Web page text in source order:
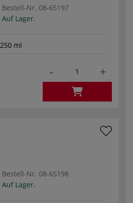
Bestell-Nr. 08-65197
Auf Lager.
250 ml
- +
Bestell-Nr. 08-65198
Auf Lager.